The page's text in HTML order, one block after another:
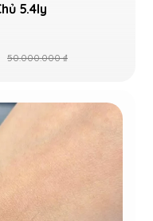
5.4ly
50.000.000 ₫